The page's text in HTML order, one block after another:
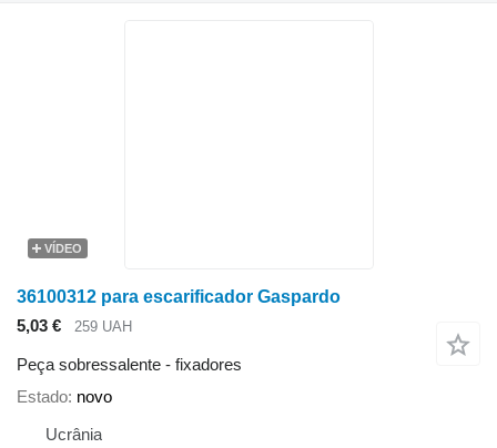
VÍDEO
36100312 para escarificador Gaspardo
5,03 €
259 UAH
Peça sobressalente - fixadores
Estado novo
Ucrânia